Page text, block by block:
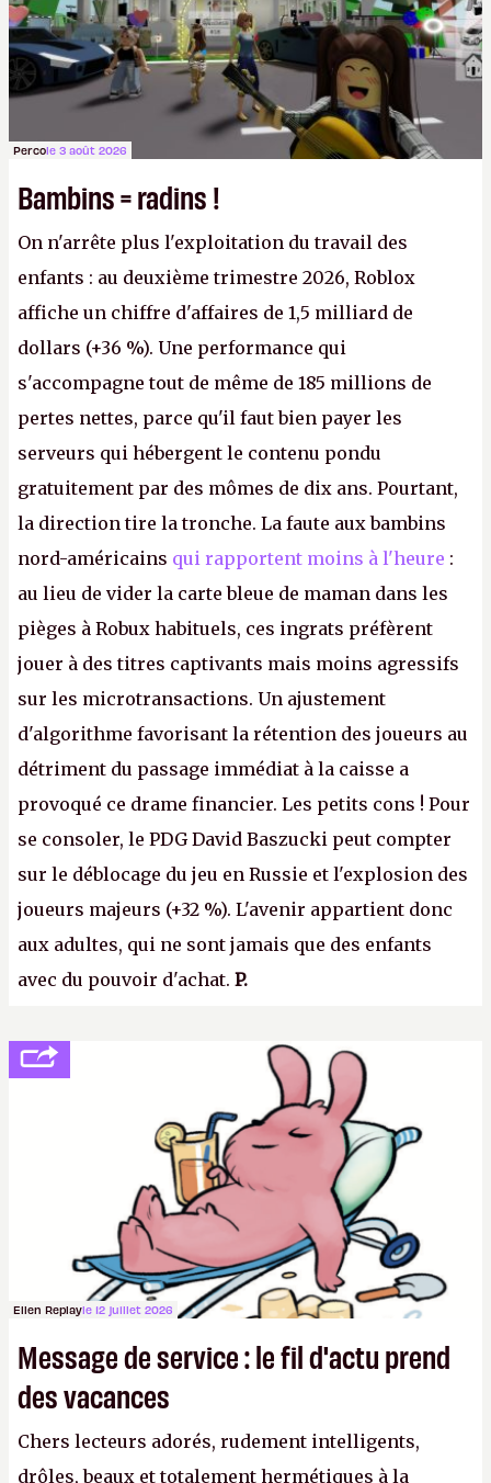
Percole 3 août 2026
Bambins = radins !
On n'arrête plus l'exploitation du travail des
enfants : au deuxième trimestre 2026, Roblox
affiche un chiffre d'affaires de 1,5 milliard de
dollars (+36 %). Une performance qui
s'accompagne tout de même de 185 millions de
pertes nettes, parce qu'il faut bien payer les
serveurs qui hébergent le contenu pondu
gratuitement par des mômes de dix ans. Pourtant,
la direction tire la tronche. La faute aux bambins
nord-américains qui rapportent moins à l'heure :
au lieu de vider la carte bleue de maman dans les
pièges à Robux habituels, ces ingrats préfèrent
jouer à des titres captivants mais moins agressifs
sur les microtransactions. Un ajustement
d'algorithme favorisant la rétention des joueurs au
détriment du passage immédiat à la caisse a
provoqué ce drame financier. Les petits cons ! Pour
se consoler, le PDG David Baszucki peut compter
sur le déblocage du jeu en Russie et l'explosion des
joueurs majeurs (+32 %). L'avenir appartient donc
aux adultes, qui ne sont jamais que des enfants
avec du pouvoir d'achat. P.
Ellen Replayle 12 juillet 2026
Message de service : le fil d'actu prend
des vacances
Chers lecteurs adorés, rudement intelligents,
drôles, beaux et totalement hermétiques à la